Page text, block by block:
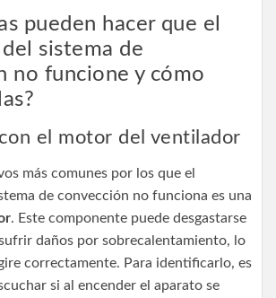
pueden hacer que el
sistema de
no funcione y cómo
el motor del ventilador
más comunes por los que el
de convección no funciona es una
. Este componente puede desgastarse
daños por sobrecalentamiento, lo
correctamente. Para identificarlo, es
si al encender el aparato se